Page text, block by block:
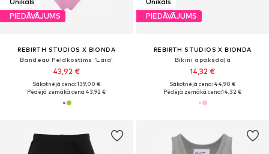
PIEDĀVĀJUMS
REBIRTH STUDIOS X BIONDA
Bandeau Peldkostīms 'Laia'
43,92 €
Sākotnējā cena: 139,00 €
Pēdējā zemākā cena:43,92 €
PIEDĀVĀJUMS
REBIRTH STUDIOS X BIONDA
Bikini apakšdaļa
14,32 €
Sākotnējā cena: 44,90 €
Pēdējā zemākā cena:14,32 €